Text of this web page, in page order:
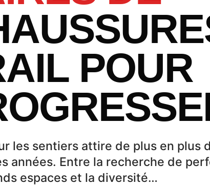
POUR
les sentiers attire de plus en plus
années. Entre la recherche de
espaces et la diversité…